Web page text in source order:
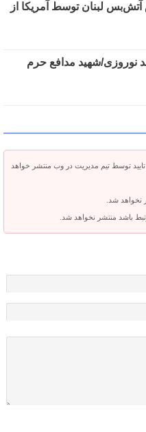
لبنان توسط آمریکا از
نوروزی/شهید مدافع حرم
توسط تیم مدیریت در وب منتشر خواهد
نخواهد شد.
باشد منتشر نخواهد شد.